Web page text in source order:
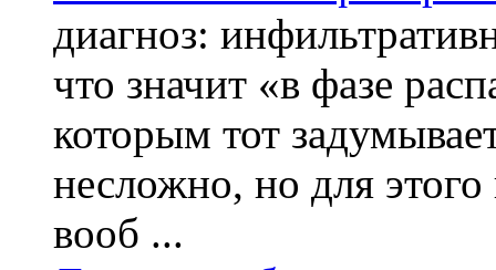
диагноз:
что значит «в фазе
которым тот
несложно, но для
вооб ...